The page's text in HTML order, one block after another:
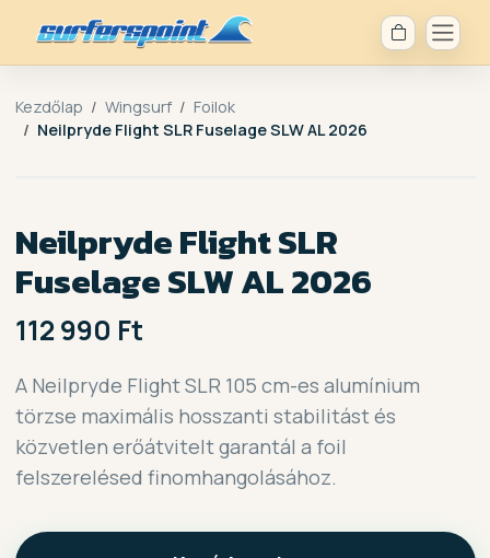
Kezdőlap Wingsurf
Foilok
Neilpryde Flight SLR Fuselage SLW AL 2026
Neilpryde Flight SLR
Fuselage SLW AL 2026
112 990 Ft
A Neilpryde Flight SLR 105 cm-es alumínium
törzse maximális hosszanti stabilitást és
közvetlen erőátvitelt garantál a foil
felszerelésed finomhangolásához.